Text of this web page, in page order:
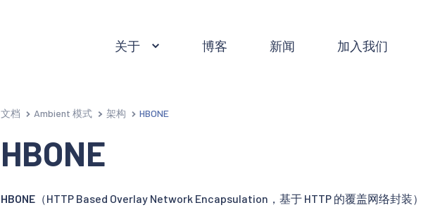
关于 博客 新闻 加入我们
文档 Ambient 模式 架构 HBONE
HBONE
HBONE （HTTP Based Overlay Network Encapsulation，基于 HTTP 的覆盖网络封装